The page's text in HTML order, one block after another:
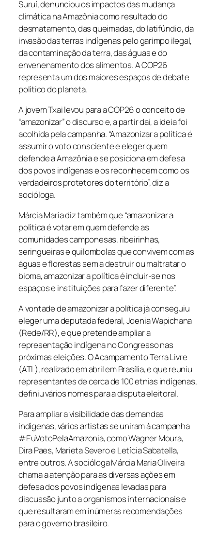
Suruí, denunciou os impactos das mudança
climática na Amazônia como resultado do
desmatamento, das queimadas, do latifúndio, da
invasão das terras indígenas pelo garimpo ilegal,
da contaminação da terra, das águas e do
envenenamento dos alimentos. A COP26
representa um dos maiores espaços de debate
político do planeta.
A jovem Txai levou para a COP26 o conceito de
“amazonizar” o discurso e, a partir daí, a ideia foi
acolhida pela campanha. “Amazonizar a política é
assumir o voto consciente e eleger quem
defende a Amazônia e se posiciona em defesa
dos povos indígenas e os reconhecem como os
verdadeiros protetores do território”, diz a
socióloga.
Márcia Maria diz também que “amazonizar a
política é votar em quem defende as
comunidades camponesas, ribeirinhas,
seringueiras e quilombolas que convivem com as
águas e florestas sem a destruir ou maltratar o
bioma, amazonizar a política é incluir-se nos
espaços e instituições para fazer diferente”.
A vontade de amazonizar a política já conseguiu
eleger uma deputada federal, Joenia Wapichana
(Rede/RR), e que pretende ampliar a
representação indígena no Congresso nas
próximas eleições. O Acampamento Terra Livre
(ATL), realizado em abril em Brasília, e que reuniu
representantes de cerca de 100 etnias indígenas,
definiu vários nomes para a disputa eleitoral.
Para ampliar a visibilidade das demandas
indígenas, vários artistas se uniram à campanha
#EuVotoPelaAmazonia, como Wagner Moura,
Dira Paes, Marieta Severo e Letícia Sabatella,
entre outros. A socióloga Márcia Maria Oliveira
chama a atenção para as diversas ações em
defesa dos povos indígenas levadas para
discussão junto a organismos internacionais e
que resultaram em inúmeras recomendações
para o governo brasileiro.